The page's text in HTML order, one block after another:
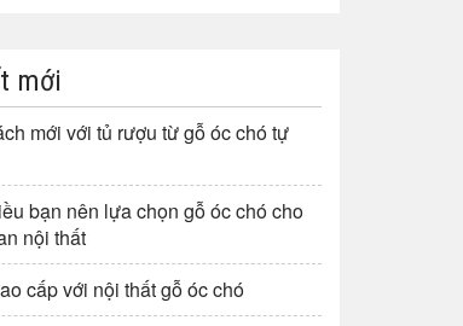
mới
mới với tủ rượu từ gỗ óc chó tự
bạn nên lựa chọn gỗ óc chó cho
nội thất
cấp với nội thất gỗ óc chó